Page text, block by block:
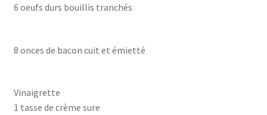
6 oeufs durs bouillis tranchés
8 onces de bacon cuit et émietté
Vinaigrette
1 tasse de crème sure